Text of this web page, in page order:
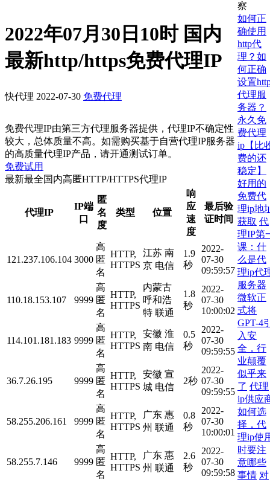
2022年07月30日10时 国内
最新http/https免费代理IP
快代理 2022-07-30 免费代理
免费代理IP由第三方代理服务器提供，代理IP不确定性
较大，总体质量不高。如需购买基于自营代理IP服务器
的高质量代理IP产品，请开通测试订单。
免费试用
最新最全国内高匿HTTP/HTTPS代理IP
代理IP
IP端
口
匿
名
度
类型 位置
响
应
速
度
最后验
证时间
121.237.106.104 3000
高
匿
名
HTTP,
HTTPS
江苏 南
京 电信
1.9
秒
2022-
07-30
09:59:57
110.18.153.107 9999
高
匿
名
HTTP,
HTTPS
内蒙古
呼和浩
特 联通
1.8
秒
2022-
07-30
10:00:02
114.101.181.183 9999
高
匿
名
HTTP,
HTTPS
安徽 淮
南 电信
0.5
秒
2022-
07-30
09:59:55
36.7.26.195 9999
高
匿
名
HTTP,
HTTPS
安徽 宣
城 电信
2秒
2022-
07-30
09:59:55
58.255.206.161 9999
高
匿
名
HTTP,
HTTPS
广东 惠
州 联通
0.8
秒
2022-
07-30
10:00:01
58.255.7.146 9999
高
匿
名
HTTP,
HTTPS
广东 惠
州 联通
2.6
秒
2022-
07-30
09:59:58
察
如何正
确使用
http代
理？如
何正确
设置
代理服
务器？
永久免
费代理
ip【比
费的还
稳定】
好用的
免费代
理ip地
获取 代
理IP第
课：什
么是代
理ip代
服务器
微软正
式将
GPT-4
入安
全，行
业颠覆
似乎来
了 代理
ip供应
如何选
择，代
理ip使
时要注
意哪些
事情 对